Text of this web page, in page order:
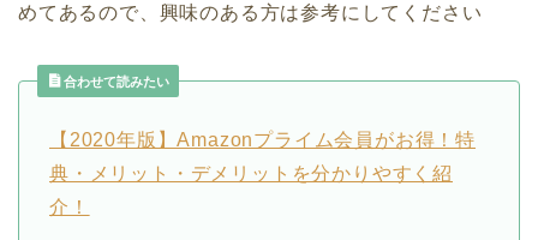
めてあるので、興味のある方は参考にしてください
合わせて読みたい
【2020年版】Amazonプライム会員がお得！特
典・メリット・デメリットを分かりやすく紹
介！